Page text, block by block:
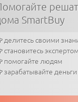
SmartBuy
делитесь своими
становитесь экспертом
помогайте людям
зарабатывайте деньги